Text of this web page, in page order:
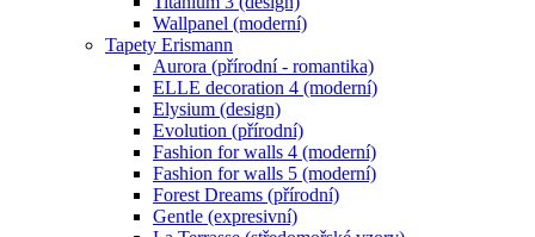
Wallpanel (moderní)
Tapety Erismann
Aurora (přírodní - romantika)
ELLE decoration 4 (moderní)
Elysium (design)
Evolution (přírodní)
Fashion for walls 4 (moderní)
Fashion for walls 5 (moderní)
Forest Dreams (přírodní)
Gentle (expresivní)